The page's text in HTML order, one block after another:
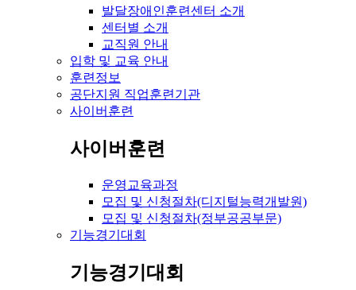
발달장애인훈련센터 소개
센터별 소개
교직원 안내
입학 및 교육 안내
훈련정보
공단지원 직업훈련기관
사이버훈련
사이버훈련
운영교육과정
모집 및 신청절차(디지털능력개발원)
모집 및 신청절차(정부공공부문)
기능경기대회
기능경기대회